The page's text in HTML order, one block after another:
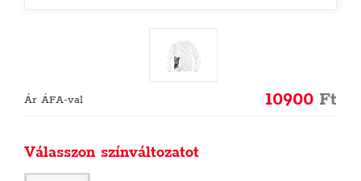
Ár ÁFA-val 10900 Ft
Válasszon színváltozatot